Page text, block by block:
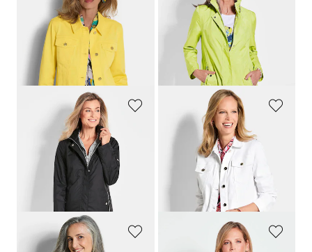
Jeansjacke in taillierter Form
79,95 €149,95 €
30-Tage-Bestpreis**: 99,95 €
GOLDNER
79,95 €189,95 €
30-Tage-Bestpreis**: 139,95 €
189,95 €
30-Tage-Bestpreis**: 139,95 €
Jeansjacke mit Blumenborte
129,95 €
30-Tage-Bestpreis**: 99,95 €